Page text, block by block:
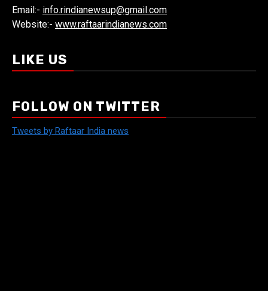
Email:- info.rindianewsup@gmail.com
Website:- www.raftaarindianews.com
LIKE US
FOLLOW ON TWITTER
Tweets by Raftaar India news